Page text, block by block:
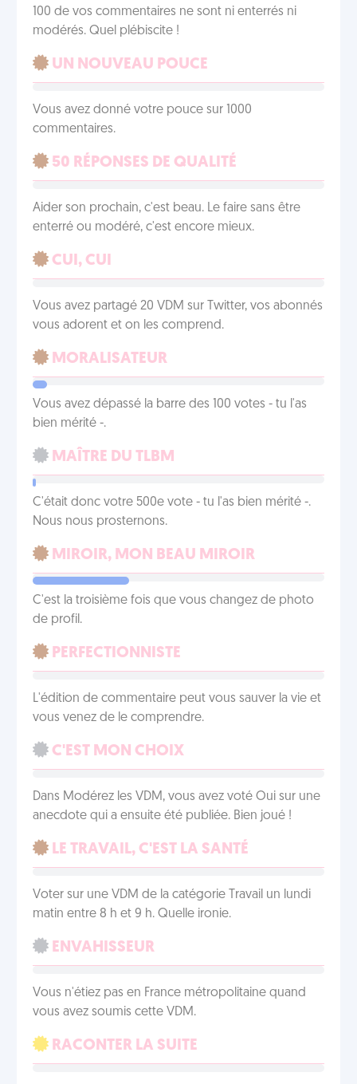
100 de vos commentaires ne sont ni enterrés ni
modérés. Quel plébiscite !
UN NOUVEAU POUCE
Vous avez donné votre pouce sur 1000
commentaires.
50 RÉPONSES DE QUALITÉ
Aider son prochain, c'est beau. Le faire sans être
enterré ou modéré, c'est encore mieux.
CUI, CUI
Vous avez partagé 20 VDM sur Twitter, vos abonnés
vous adorent et on les comprend.
MORALISATEUR
Vous avez dépassé la barre des 100 votes - tu l'as
bien mérité -.
MAÎTRE DU TLBM
C'était donc votre 500e vote - tu l'as bien mérité -.
Nous nous prosternons.
MIROIR, MON BEAU MIROIR
C'est la troisième fois que vous changez de photo
de profil.
PERFECTIONNISTE
L'édition de commentaire peut vous sauver la vie et
vous venez de le comprendre.
C'EST MON CHOIX
Dans Modérez les VDM, vous avez voté Oui sur une
anecdote qui a ensuite été publiée. Bien joué !
LE TRAVAIL, C'EST LA SANTÉ
Voter sur une VDM de la catégorie Travail un lundi
matin entre 8 h et 9 h. Quelle ironie.
ENVAHISSEUR
Vous n'étiez pas en France métropolitaine quand
vous avez soumis cette VDM.
RACONTER LA SUITE